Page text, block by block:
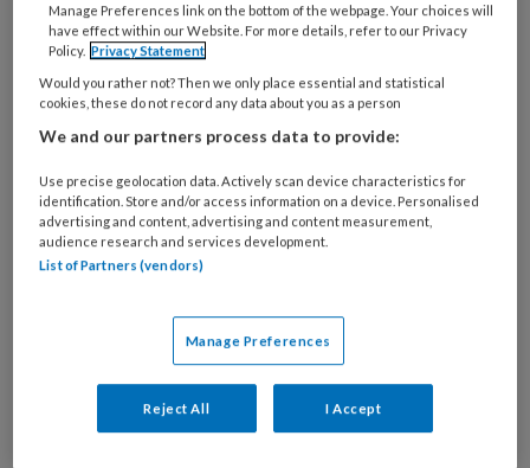
Leefstijlgeneeskunde is
de basis voor iedere
praktijk
Tijdens het congres Leefstijlgeneeskunde in
de spreekkamer ontdekt u hoe u, als
Manage Preferences link on the bottom of the webpage. Your choices will
have effect within our Website. For more details, refer to our Privacy
Policy. Privacy Statement
Would you rather not? Then we only place essential and statistical
cookies, these do not record any data about you as a person
We and our partners process data to provide:
Use precise geolocation data. Actively scan device characteristics for
identification. Store and/or access information on a device. Personalised
advertising and content, advertising and content measurement,
audience research and services development.
List of Partners (vendors)
Manage Preferences
Reject All I Accept